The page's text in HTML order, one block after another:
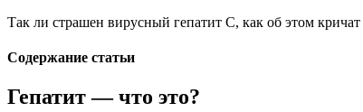
Так ли страшен вирусный гепатит С, как об этом
Содержание статьи
Гепатит — что это?